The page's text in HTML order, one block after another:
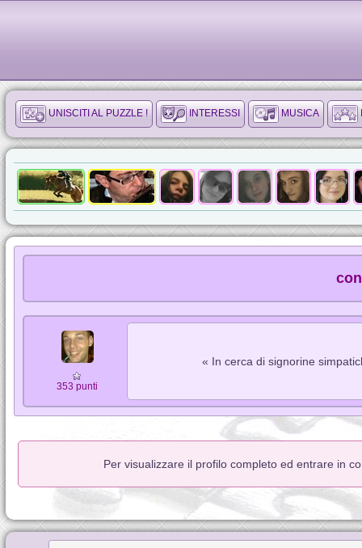
UNISCITI AL PUZZLE ! INTERESSI MUSICA
353 punti
« In cerca di signorine
Per visualizzare il profilo completo ed entrare in